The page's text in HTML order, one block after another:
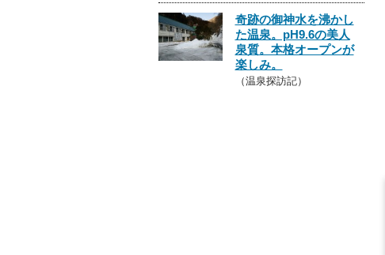
奇跡の御神水を沸かし
た温泉。pH9.6の美人
泉質。本格オープンが
楽しみ。
（温泉探訪記）